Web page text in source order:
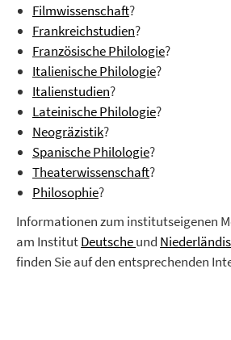
Filmwissenschaft?
Frankreichstudien?
Französische Philologie?
Italienische Philologie?
Italienstudien?
Lateinische Philologie?
Neogräzistik?
Spanische Philologie?
Theaterwissenschaft?
Philosophie?
Informationen zum institutseigenen
am InstitutDeutscheund
finden Sie auf den entsprechenden